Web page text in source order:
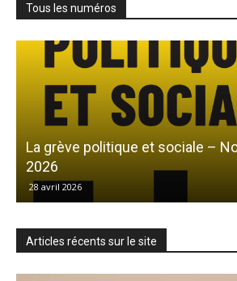
Tous les numéros
La grève politique et sociale –
2026
28 avril 2026
Articles récents sur le site